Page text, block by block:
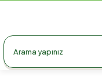
990 TL Üzeri Ücretsiz Kargo